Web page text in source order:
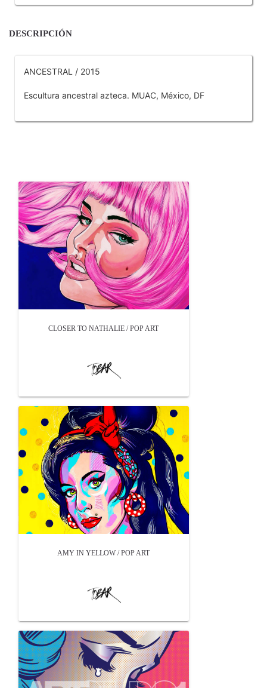
DESCRIPCIÓN
ANCESTRAL / 2015
Escultura ancestral azteca. MUAC, México, DF
CLOSER TO NATHALIE / POP ART
AMY IN YELLOW / POP ART